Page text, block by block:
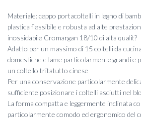
Materiale: ceppo portacoltelli in legno di
plastica flessibile e robusta ad alte
inossidabile Cromargan 18/10 di alta qualit?
Adatto per un massimo di 15 coltelli da
domestiche e lame particolarmente grandi e
un coltello tritatutto cinese
Per una conservazione particolarmente
sufficiente posizionare i coltelli asciutti nel
La forma compatta e leggermente inclinata
particolarmente comodo ed ergonomico del